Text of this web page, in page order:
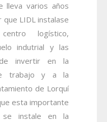
lleva varios años
LIDL instalase
logístico,
indutrial y las
invertir en la
trabajo y a la
de Lorquí
esta importante
se instale en la